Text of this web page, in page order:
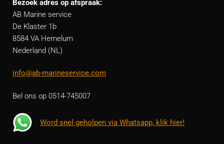
Bezoek adres op afspraak:
AB Marine service
De Klaster 1b
8584 VA Hemelum
Nederland (NL)
info@ab-marineservice.com
Bel ons op 0514-745007
Word snel geholpen via Whatsapp, klik hier!